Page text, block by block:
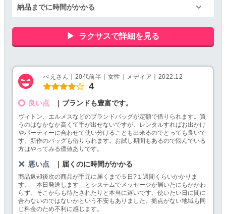
納品までに時間がかかる
ラクサスで詳細を見る
べえさん｜20代前半｜女性｜メディア｜2022.12
4
良い点 ｜ブランドも豊富です。
ヴィトン、エルメスなどのブランドバッグが定額で借りられます。買
うのはなかなか高くて手が出せないですが、レンタルすればお出かけ
やパーティーに合わせて使い分けることも出来るのでとっても良いで
す。新作のバッグも借りられます。お試し期間もあるので悩んでいる
方はやってみる価値ありです。
悪い点 ｜届くのに時間がかかる
商品返却後次の商品が手元に届くまで５日?１週間くらいかかりま
す。「本日発送します」とシステムでメッセージが届いたにもかかわ
らず、そこからも待たされたりと本当に遅いです、使いたい日に間に
合わないのではないかという不安もありました。拠点がない地域も同
じ料金のため不利に感じます。